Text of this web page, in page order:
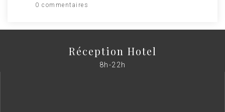
0 commentaires
Réception Hotel
8h-22h